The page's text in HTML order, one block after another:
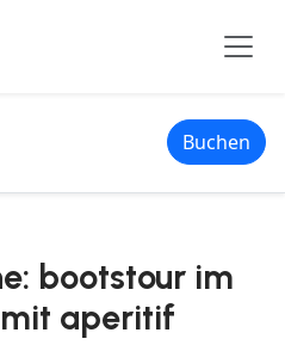
Buchen
von orosei mit aperitif
bootstour im
aperitif